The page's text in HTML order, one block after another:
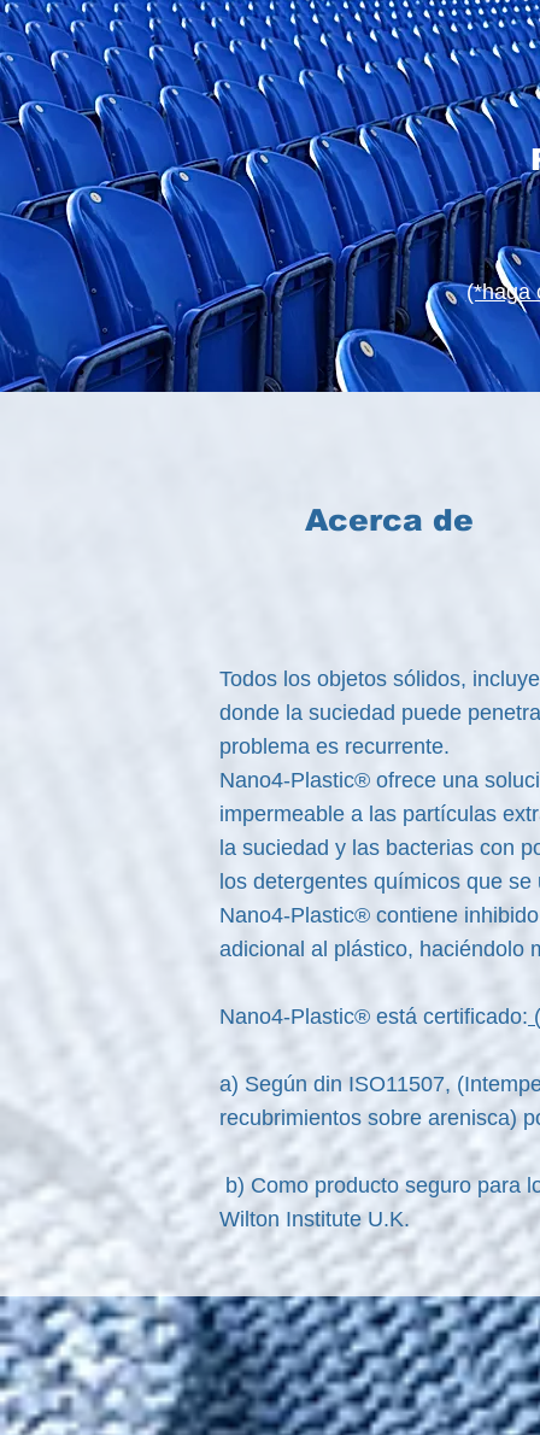
(*haga
Acerca de
Todos los objetos sólidos,
donde la suciedad puede
problema es recurrente.
Nano4-Plastic® ofrece una
impermeable a las partículas
la suciedad y las bacterias con
los detergentes químicos que
Nano4-Plastic® contiene
adicional al plástico, haciéndolo
Nano4-Plastic® está certificado:
a) Según din ISO11507,
recubrimientos sobre arenisca)
b) Como producto seguro para
Wilton Institute U.K.